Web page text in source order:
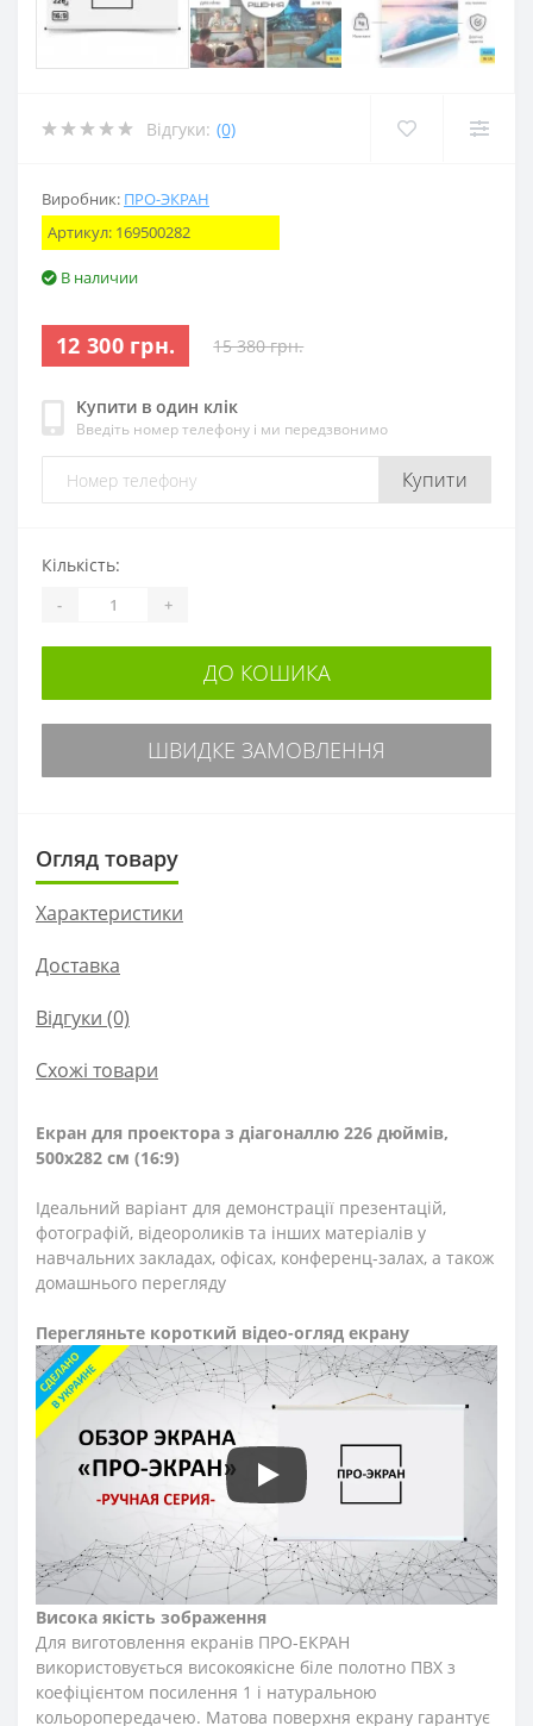
Відгуки: (0)
Виробник: ПРО-ЭКРАН
Артикул: 169500282
В наличии
12 300 грн. 15 380 грн.
Купити в один клік
Введіть номер телефону і ми передзвонимо
Купити
Кількість:
- +
ДО КОШИКА
ШВИДКЕ ЗАМОВЛЕННЯ
Огляд товару
Характеристики
Доставка
Відгуки (0)
Схожі товари
Екран для проектора з діагоналлю 226 дюймів,
500х282 см (16:9)
Ідеальний варіант для демонстрації презентацій,
фотографій, відеороликів та інших матеріалів у
навчальних закладах, офісах, конференц-залах, а також
домашнього перегляду
Перегляньте короткий відео-огляд екрану
Висока якість зображення
Для виготовлення екранів ПРО-ЕКРАН
використовується високоякісне біле полотно ПВХ з
коефіцієнтом посилення 1 і натуральною
кольоропередачею. Матова поверхня екрану гарантує